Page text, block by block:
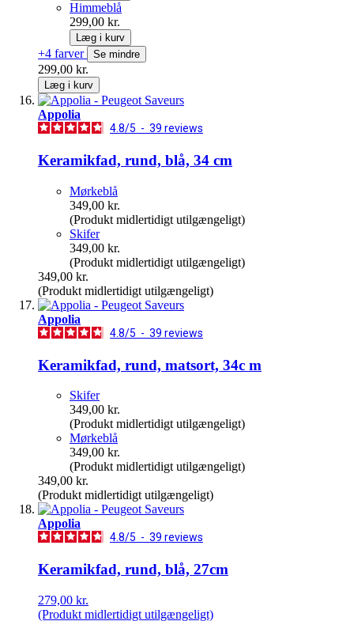
Himmeblå
299,00 kr.
Læg i kurv
+4 farver Se mindre
299,00 kr.
Læg i kurv
Appolia
4.8/5 - 39 reviews
Keramikfad, rund, blå, 34 cm
Mørkeblå
349,00 kr.
(Produkt midlertidigt utilgængeligt)
Skifer
349,00 kr.
(Produkt midlertidigt utilgængeligt)
349,00 kr.
(Produkt midlertidigt utilgængeligt)
Appolia
4.8/5 - 39 reviews
Keramikfad, rund, matsort, 34c m
Skifer
349,00 kr.
(Produkt midlertidigt utilgængeligt)
Mørkeblå
349,00 kr.
(Produkt midlertidigt utilgængeligt)
349,00 kr.
(Produkt midlertidigt utilgængeligt)
Appolia
4.8/5 - 39 reviews
Keramikfad, rund, blå, 27cm
279,00 kr.
(Produkt midlertidigt utilgængeligt)